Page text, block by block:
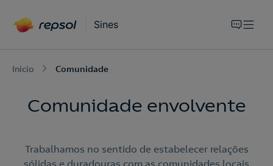
Sines
Inicio Comunidade
Comunidade envolvente
Trabalhamos no sentido de estabelecer relações
sólidas e duradouras com as comunidades locais